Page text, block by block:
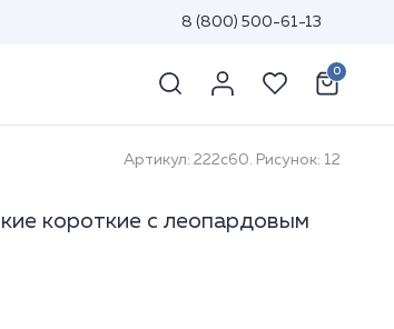
8 (800) 500-61-13
0
Артикул: 222с60. Рисунок: 12
короткие с леопардовым